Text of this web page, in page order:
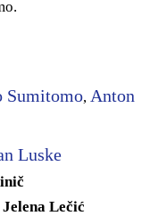
Sumitomo, Anton
Luske
Jelena Lečić